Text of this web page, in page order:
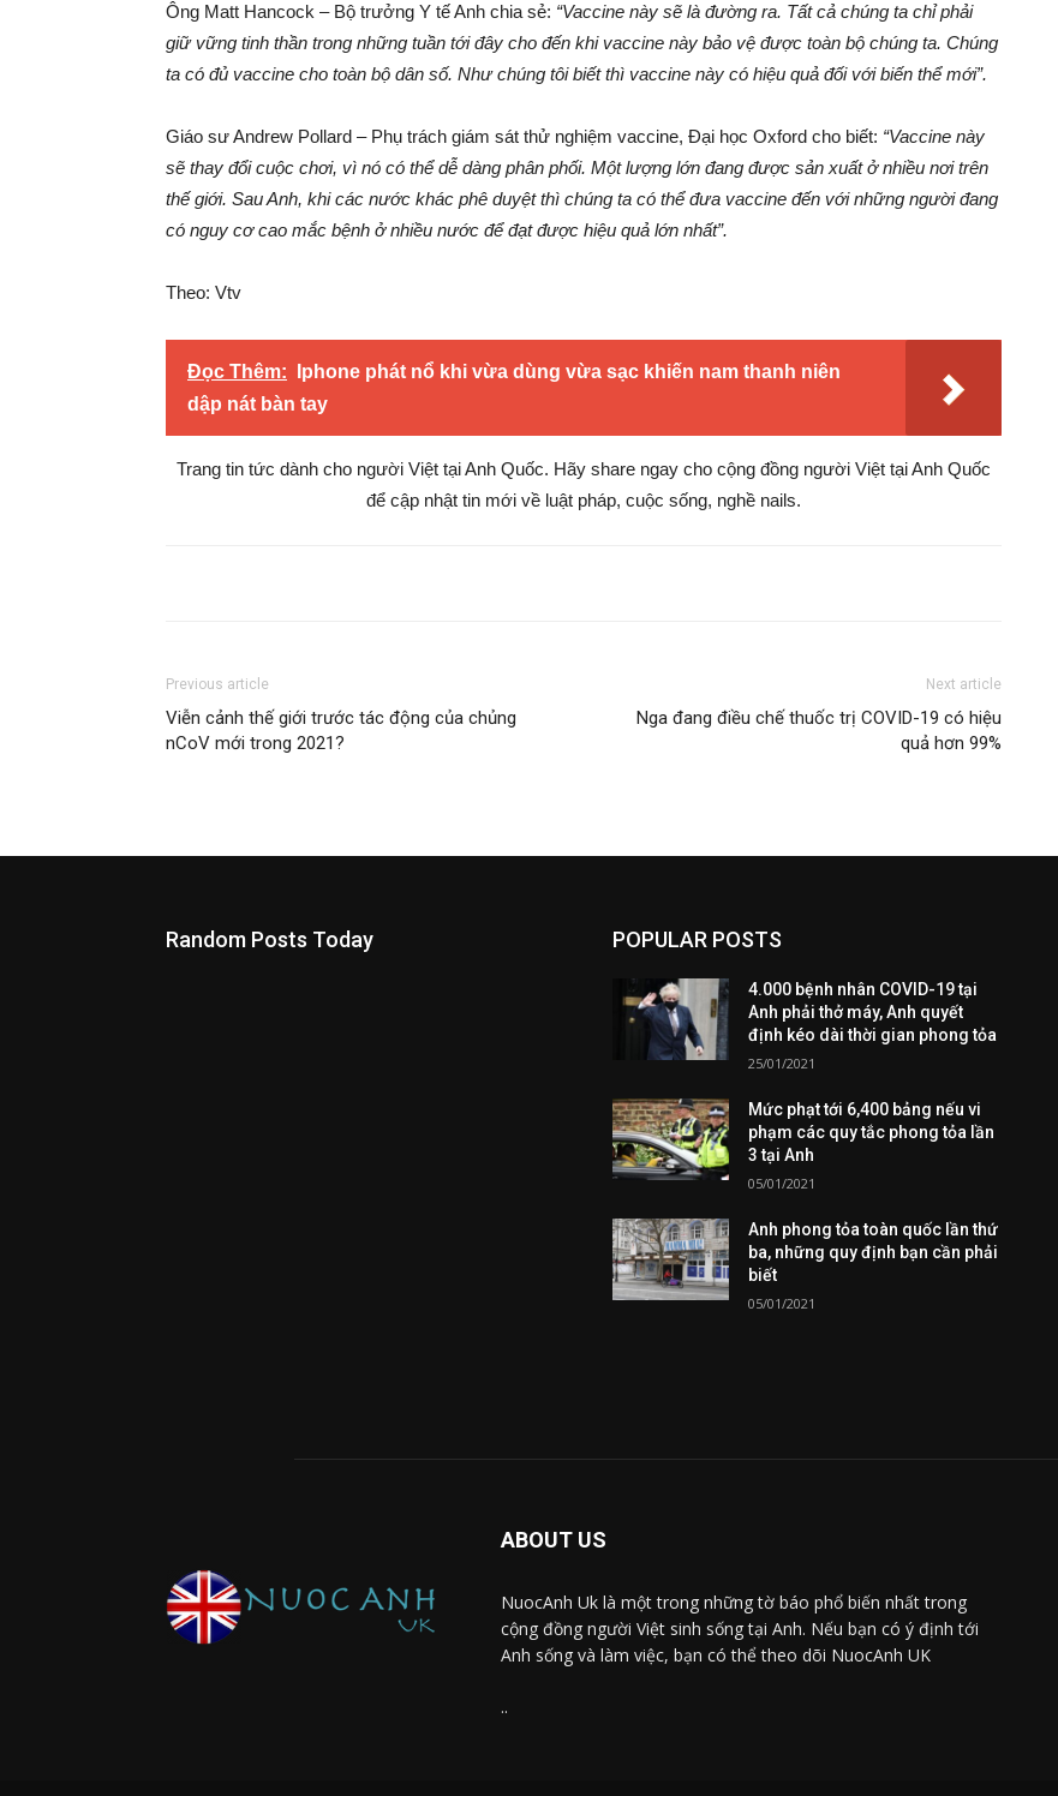
Ông Matt Hancock – Bộ trưởng Y tế Anh chia sẻ: “Vaccine này sẽ là đường ra. Tất cả chúng ta chỉ phải
giữ vững tinh thần trong những tuần tới đây cho đến khi vaccine này bảo vệ được toàn bộ chúng ta. Chúng
ta có đủ vaccine cho toàn bộ dân số. Như chúng tôi biết thì vaccine này có hiệu quả đối với biến thể mới”.
Giáo sư Andrew Pollard – Phụ trách giám sát thử nghiệm vaccine, Đại học Oxford cho biết: “Vaccine này
sẽ thay đổi cuộc chơi, vì nó có thể dễ dàng phân phối. Một lượng lớn đang được sản xuất ở nhiều nơi trên
thế giới. Sau Anh, khi các nước khác phê duyệt thì chúng ta có thể đưa vaccine đến với những người đang
có nguy cơ cao mắc bệnh ở nhiều nước để đạt được hiệu quả lớn nhất”.
Theo: Vtv
Đọc Thêm:
Iphone phát nổ khi vừa dùng vừa sạc khiến nam thanh niên
dập nát bàn tay
Trang tin tức dành cho người Việt tại Anh Quốc. Hãy share ngay cho cộng đồng người Việt tại Anh Quốc
để cập nhật tin mới về luật pháp, cuộc sống, nghề nails.
Previous article
Viễn cảnh thế giới trước tác động của chủng
nCoV mới trong 2021?
Next article
Nga đang điều chế thuốc trị COVID-19 có hiệu
quả hơn 99%
Random Posts Today POPULAR POSTS
4.000 bệnh nhân COVID-19 tại
Anh phải thở máy, Anh quyết
định kéo dài thời gian phong tỏa
25/01/2021
Mức phạt tới 6,400 bảng nếu vi
phạm các quy tắc phong tỏa lần
3 tại Anh
05/01/2021
Anh phong tỏa toàn quốc lần thứ
ba, những quy định bạn cần phải
biết
05/01/2021
ABOUT US
NuocAnh Uk là một trong những tờ báo phổ biến nhất trong
cộng đồng người Việt sinh sống tại Anh. Nếu bạn có ý định tới
Anh sống và làm việc, bạn có thể theo dõi NuocAnh UK
..